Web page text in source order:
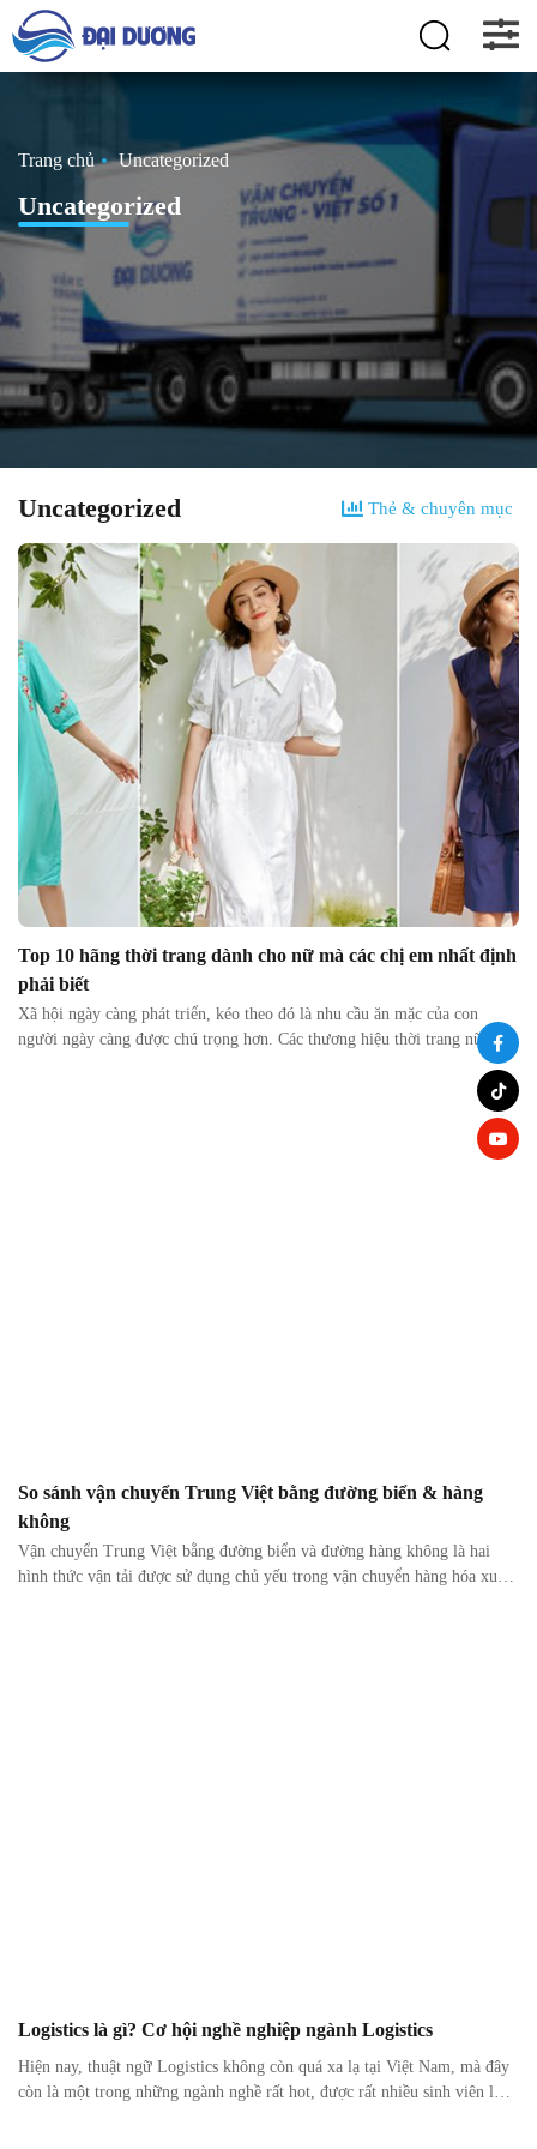
Trang chủ Uncategorized
Uncategorized
Uncategorized Thẻ & chuyên mục
Top 10 hãng thời trang dành cho nữ mà các chị em nhất định
phải biết
Xã hội ngày càng phát triển, kéo theo đó là nhu cầu ăn mặc của con
người ngày càng được chú trọng hơn. Các thương hiệu thời trang nữ
đang không ngừng đua nhau phát triển với các mẫu mã liên tục cập nhật
So sánh vận chuyển Trung Việt bằng đường biển & hàng
không
Vận chuyển Trung Việt bằng đường biển và đường hàng không là hai
hình thức vận tải được sử dụng chủ yếu trong vận chuyển hàng hóa xuất
Logistics là gì? Cơ hội nghề nghiệp ngành Logistics
Hiện nay, thuật ngữ Logistics không còn quá xa lạ tại Việt Nam, mà đây
còn là một trong những ngành nghề rất hot, được rất nhiều sinh viên lựa